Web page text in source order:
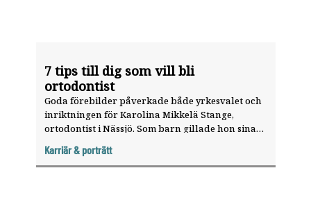
7 tips till dig som vill bli
ortodontist
Goda förebilder påverkade både yrkesvalet och
inriktningen för Karolina Mikkelä Stange,
ortodontist i Nässjö. Som barn gillade hon sina
hos en trevlig tandreglerare.
Karriär & porträtt